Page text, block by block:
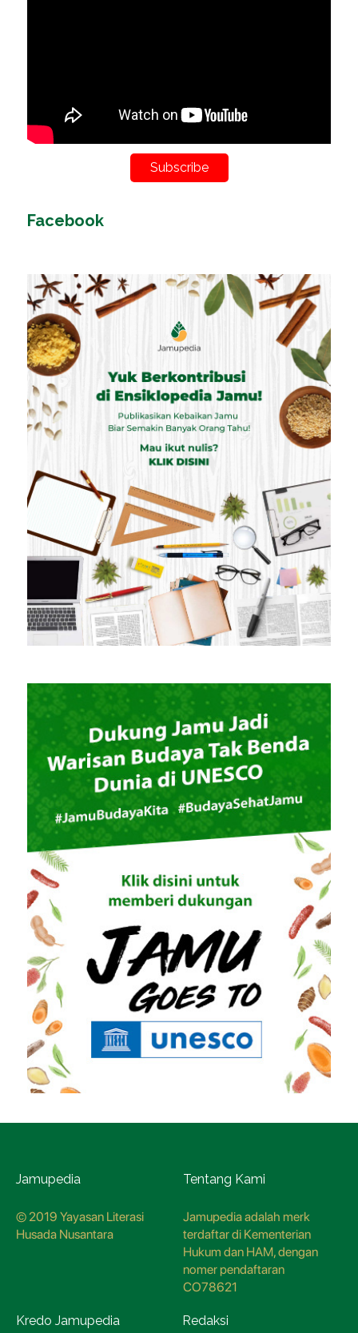
Subscribe
Facebook
Jamupedia
© 2019 Yayasan Literasi
Husada Nusantara
Tentang Kami
Jamupedia adalah merk
terdaftar di Kementerian
Hukum dan HAM, dengan
nomer pendaftaran
CO78621
Kredo Jamupedia Redaksi